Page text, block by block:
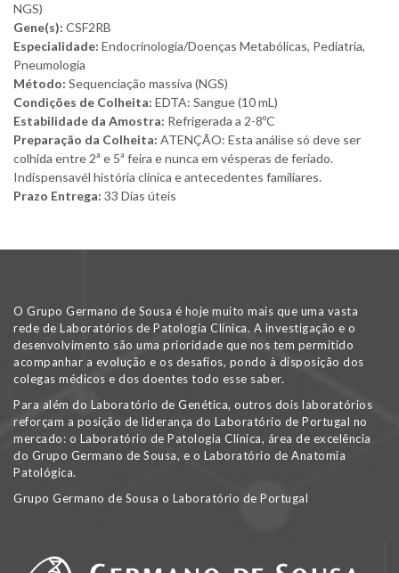
NGS)
Gene(s): CSF2RB
Especialidade: Endocrinologia/Doenças Metabólicas, Pediatria,
Pneumologia
Método: Sequenciação massiva (NGS)
Condições de Colheita: EDTA: Sangue (10 mL)
Estabilidade da Amostra: Refrigerada a 2-8ºC
Preparação da Colheita: ATENÇÃO: Esta análise só deve ser
colhida entre 2ª e 5ª feira e nunca em vésperas de feriado.
Indispensavél história clínica e antecedentes familiares.
Prazo Entrega: 33 Dias úteis
O Grupo Germano de Sousa é hoje muito mais que uma vasta
rede de Laboratórios de Patologia Clínica. A investigação e o
desenvolvimento são uma prioridade que nos tem permitido
acompanhar a evolução e os desafios, pondo à disposição dos
colegas médicos e dos doentes todo esse saber.
Para além do Laboratório de Genética, outros dois laboratórios
reforçam a posição de liderança do Laboratório de Portugal no
mercado: o Laboratório de Patologia Clínica, área de excelência
do Grupo Germano de Sousa, e o Laboratório de Anatomia
Patológica.
Grupo Germano de Sousa o Laboratório de Portugal